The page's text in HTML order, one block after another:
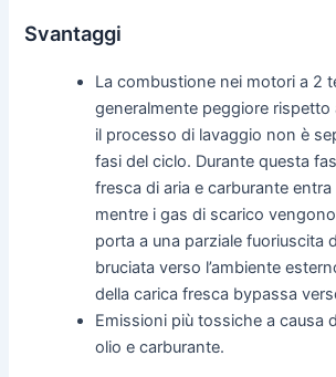
Svantaggi
La combustione nei motori a 2
generalmente peggiore rispetto
il processo di lavaggio non è
fasi del ciclo. Durante questa
fresca di aria e carburante
mentre i gas di scarico
porta a una parziale fuoriuscita
bruciata verso l’ambiente
della carica fresca bypassa
Emissioni più tossiche a causa
olio e carburante.